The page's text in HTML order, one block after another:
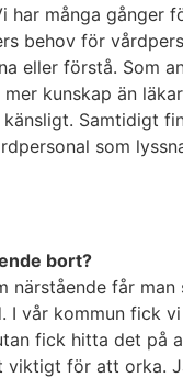
har många gånger
behov för
eller förstå. Som
mer kunskap än
känsligt. Samtidigt
som
bort?
närstående får man
I vår kommun fick
fick hitta det på
viktigt för att orka.